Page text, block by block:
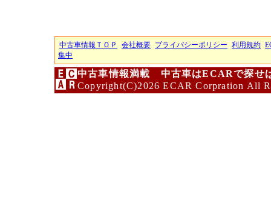
中古車情報ＴＯＰ 会社概要 プライバシーポリシー 利用規約
集中
中古車情報満載 中古車はECARで探せ
Copyright(C)2026 ECAR Corpration All